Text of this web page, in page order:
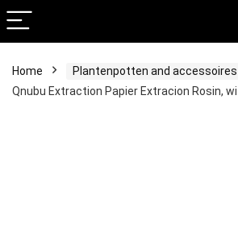
Home Plantenpotten and accessoires
Qnubu Extraction Papier Extracion Rosin,